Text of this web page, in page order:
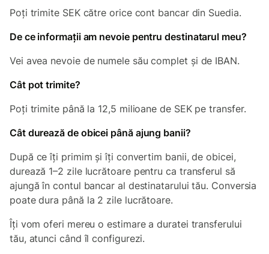
Poți trimite SEK către orice cont bancar din Suedia.
De ce informații am nevoie pentru destinatarul meu?
Vei avea nevoie de numele său complet și de IBAN.
Cât pot trimite?
Poți trimite până la 12,5 milioane de SEK pe transfer.
Cât durează de obicei până ajung banii?
După ce îți primim și îți convertim banii, de obicei,
durează 1–2 zile lucrătoare pentru ca transferul să
ajungă în contul bancar al destinatarului tău. Conversia
poate dura până la 2 zile lucrătoare.
Îți vom oferi mereu o estimare a duratei transferului
tău, atunci când îl configurezi.